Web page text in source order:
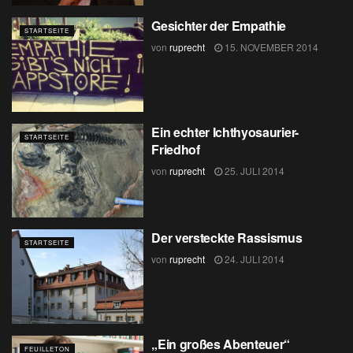
STARTSEITE Gesichter der Empathie
von ruprecht 15. NOVEMBER 2014
STARTSEITE
Ein echter Ichthyosaurier-
Friedhof
von ruprecht 25. JULI 2014
STARTSEITE Der versteckte Rassismus
von ruprecht 24. JULI 2014
FEUILLETON „Ein großes Abenteuer“